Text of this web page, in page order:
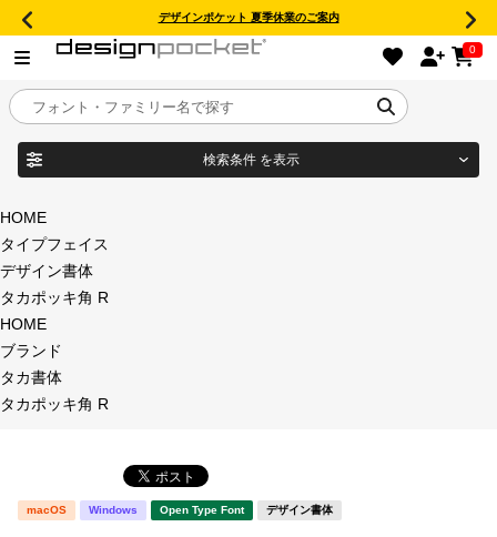
デザインポケット 夏季休業のご案内
0
目的別フォントガイド
特集
年間ライセンス商品
新着一覧
検索条件 を表示
商品名
フォント形式
タイプフェイス
明朝体
角ゴシック
HOME
タイプフェイス
デザイン書体
タカポッキ角 R
HOME
ブランド
タカ書体
タカポッキ角 R
macOS Windows Open Type Font デザイン書体